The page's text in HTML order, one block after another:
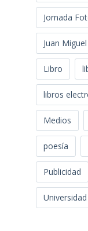
Jornada
Juan
Libro
libros
Medios
poesía
Publicidad